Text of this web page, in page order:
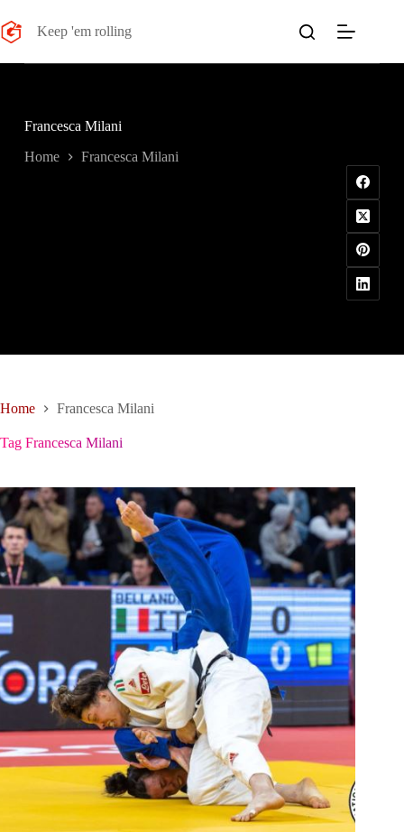
al
contenuto
Keep 'em rolling
Francesca Milani
Home Francesca Milani
Home Francesca Milani
Tag Francesca Milani